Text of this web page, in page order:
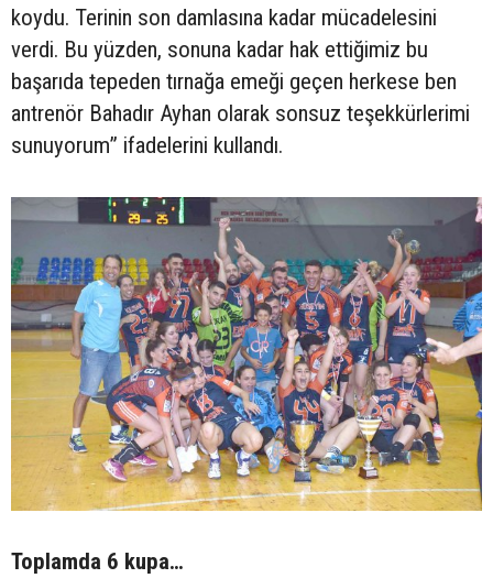
koydu. Terinin son damlasına kadar mücadelesini
verdi. Bu yüzden, sonuna kadar hak ettiğimiz bu
başarıda tepeden tırnağa emeği geçen herkese ben
antrenör Bahadır Ayhan olarak sonsuz teşekkürlerimi
sunuyorum” ifadelerini kullandı.
Toplamda 6 kupa…